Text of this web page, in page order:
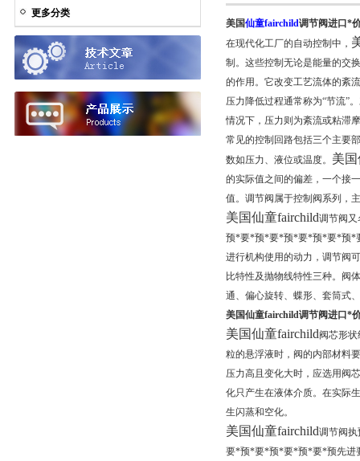
更多分类
美国仙童fairchild调节阀进口*
在现代化工厂的自动控制中，
制。这些控制无论是能量的交
的作用。它改变工艺流体的紊
压力降低过程通常称为“节流”
情况下，压力则为紊流或粘滞
常见的控制回路包括三个主要
数如压力、液位或温度。
美国
的实际值之间的偏差，一个接
值。调节阀属于控制阀系列，
美国仙童fairchild调节阀又
预*要*预*要*预*要*预*要*预*
进行机构使用的动力，调节阀
比特性及抛物线特性三种。阀
通、偏心旋转、蝶形、套筒式
美国仙童fairchild调节阀进口*
美国仙童fairchild阀芯形状
粒的悬浮液时，阀的内部材料
压力高且变化大时，应选用阀
化只产生在液体介质。在实际
生闪蒸和空化。
美国仙童fairchild调节阀
要*预*要*预*要*预*要*预先进